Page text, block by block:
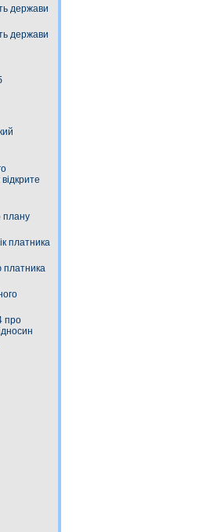
держави
держави
плану
платника
платника
про